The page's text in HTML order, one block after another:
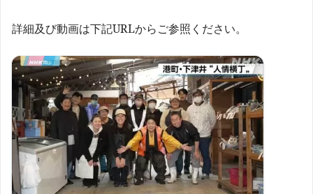
詳細及び動画は下記URLからご参照ください。